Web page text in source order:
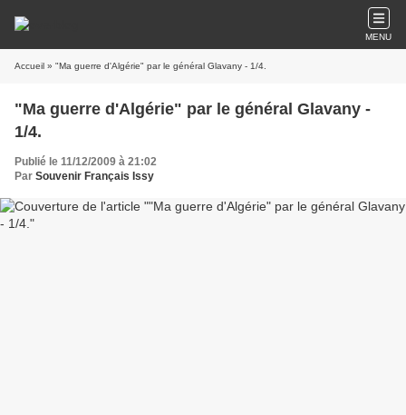
MENU
Accueil » "Ma guerre d'Algérie" par le général Glavany - 1/4.
"Ma guerre d'Algérie" par le général Glavany -
1/4.
Publié le 11/12/2009 à 21:02
Par Souvenir Français Issy